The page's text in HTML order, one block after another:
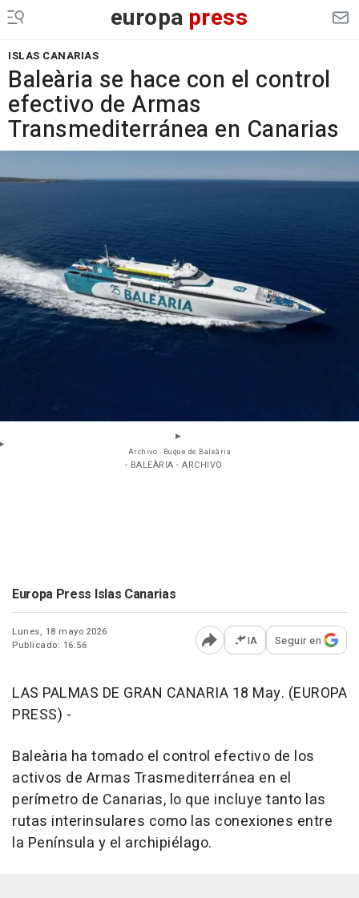
europa press
ISLAS CANARIAS
Baleària se hace con el control
efectivo de Armas
Transmediterránea en Canarias
Archivo - Buque de Baleària
- BALEÀRIA - ARCHIVO
Europa Press Islas Canarias
Lunes, 18 mayo 2026
Publicado: 16:56
Abrir opciones para
IA Seguir en
LAS PALMAS DE GRAN CANARIA 18 May. (EUROPA
PRESS) -
Baleària ha tomado el control efectivo de los
activos de Armas Trasmediterránea en el
perímetro de Canarias, lo que incluye tanto las
rutas interinsulares como las conexiones entre
la Península y el archipiélago.